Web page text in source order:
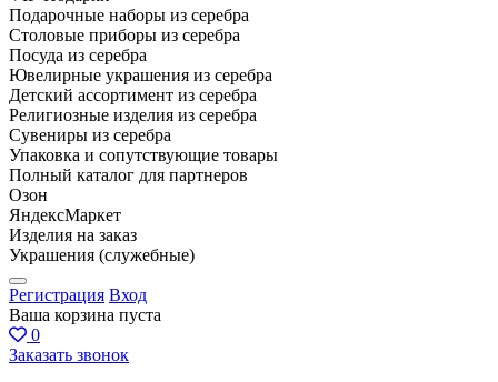
Подарочные наборы из серебра
Столовые приборы из серебра
Посуда из серебра
Ювелирные украшения из серебра
Детский ассортимент из серебра
Религиозные изделия из серебра
Сувениры из серебра
Упаковка и сопутствующие товары
Полный каталог для партнеров
Озон
ЯндексМаркет
Изделия на заказ
Украшения (служебные)
Регистрация Вход
Ваша корзина пуста
0
Заказать звонок